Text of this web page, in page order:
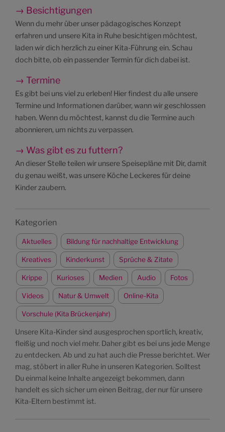
→ Besichtigungen
Wenn du mehr über unser pädagogisches Konzept
erfahren und unsere Kita in Ruhe besichtigen möchtest,
laden wir dich herzlich zu einer Kita-Führung ein. Schau
doch bitte, ob ein passender Termin für dich dabei ist.
→ Termine
Es gibt bei uns viel zu erleben! Hier findest du alle unsere
Termine und Informationen darüber, wann wir geschlossen
haben. Wenn du möchtest, kannst du die Termine auch
abonnieren, um nichts zu verpassen.
→ Was gibt es zu futtern?
An dieser Stelle teilen wir unsere Speisepläne mit Dir, damit
du genau weißt, was unsere Köche Leckeres für deine
Kinder zaubern.
Kategorien
Aktuelles Bildung für nachhaltige Entwicklung
Kreatives Kinderkunst Sprüche & Zitate
Krippe Kurioses Medien Audio Fotos
Videos Natur & Umwelt Online-Kita
Vorschule (Kita Brückenjahr)
Unsere Kita-Kinder sind ausgesprochen sportlich, kreativ,
fleißig und noch viel mehr. Daher gibt es bei uns jede Menge
zu entdecken. Ab und zu hat auch die Presse berichtet. Wer
mag, stöbert in aller Ruhe in unseren Kategorien. Solltest
Du einmal keine Inhalte angezeigt bekommen, dann
handelt es sich sicher um einen Beitrag, der nur für unsere
Kita-Eltern bestimmt ist.